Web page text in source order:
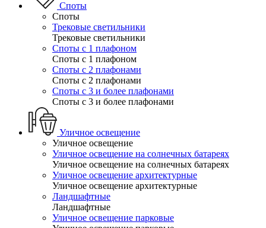
Споты
Споты
Трековые светильники
Трековые светильники
Споты с 1 плафоном
Споты с 1 плафоном
Споты с 2 плафонами
Споты с 2 плафонами
Споты с 3 и более плафонами
Споты с 3 и более плафонами
Уличное освещение
Уличное освещение
Уличное освещение на солнечных батареях
Уличное освещение на солнечных батареях
Уличное освещение архитектурные
Уличное освещение архитектурные
Ландшафтные
Ландшафтные
Уличное освещение парковые